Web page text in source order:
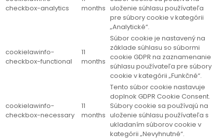
checkbox-analytics
months uloženie súhlasu používateľa
pre súbory cookie v kategórii
„Analytické“.
cookielawinfo-
checkbox-functional
11
months
Súbor cookie je nastavený na
základe súhlasu so súbormi
cookie GDPR na zaznamenanie
súhlasu používateľa pre súbory
cookie v kategórii „Funkčné“.
cookielawinfo-
checkbox-necessary
11
months
Tento súbor cookie nastavuje
doplnok GDPR Cookie Consent.
Súbory cookie sa používajú na
uloženie súhlasu používateľa s
ukladaním súborov cookie v
kategórii „Nevyhnutné“.